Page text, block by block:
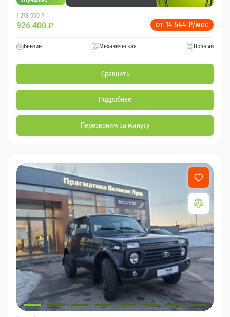
1 278 000 ₽
926 400 ₽ от 14 544 ₽/мес
Бензин Механическая Полный
Сравнить
Подробнее
Перезвоним за минуту